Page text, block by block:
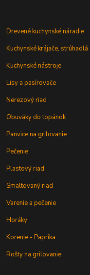
Drevené kuchynské náradie
Kuchynské krájače, strúhadlá
Kuchynské nástroje
Lisy a pasírovače
Nerezový riad
Obuváky do topánok
Panvice na grilovanie
Pečenie
Plastový riad
Smaltovaný riad
Varenie a pečenie
Horáky
Korenie - Paprika
Rošty na grilovanie